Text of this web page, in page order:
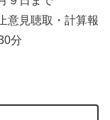
意見聴取・計算報
分